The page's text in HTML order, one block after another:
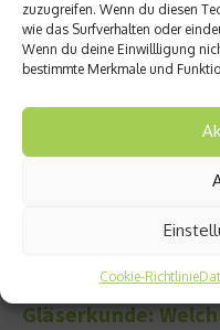
zuzugreifen. Wenn du diesen
wie das Surfverhalten oder
Wenn du deine Einwillligung
bestimmte Merkmale und
Cookie-Richtlinie
Events & Nachtleben
Gläserkunde: